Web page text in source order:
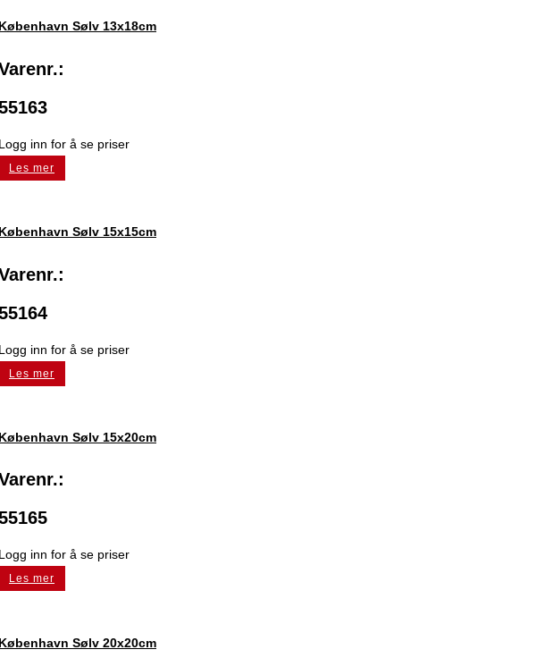
Sølv 13x18cm
inn for å se priser
Les mer
Sølv 15x15cm
inn for å se priser
Les mer
Sølv 15x20cm
inn for å se priser
Les mer
Sølv 20x20cm